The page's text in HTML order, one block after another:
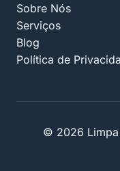
Sobre Nós
Serviços
Blog
Política de
© 2026 Limpa